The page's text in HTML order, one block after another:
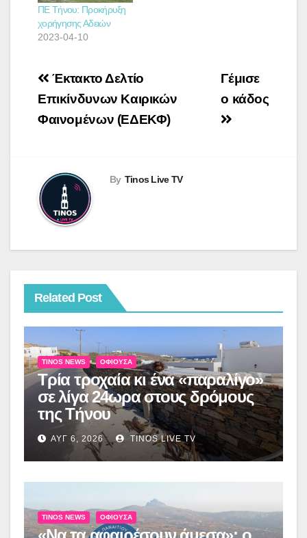
ΠΕ Τήνου: Προκήρυξη
χορήγησης Αδειών
2023-04-10
Πλοήγηση
άρθρων
Γέμισε
ο κάδος
Έκτακτο Δελτίο
Επικίνδυνων Καιρικών
Φαινομένων (ΕΔΕΚΦ)
By Tinos Live TV
Related Post
TINOS NEWS ΟΦΙΟΎΣΑ
Τρία τροχαία κι ένα «παραλίγο»
σε λίγα 24ωρα στους δρόμους
της Τήνου
ΑΥΓ 6, 2026 TINOS LIVE TV
TINOS NEWS ΟΦΙΟΎΣΑ